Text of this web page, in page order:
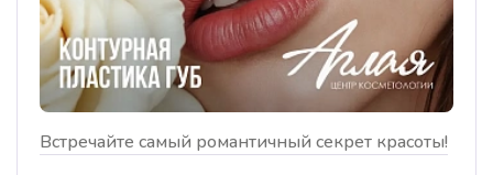
Встречайте самый романтичный секрет красоты!